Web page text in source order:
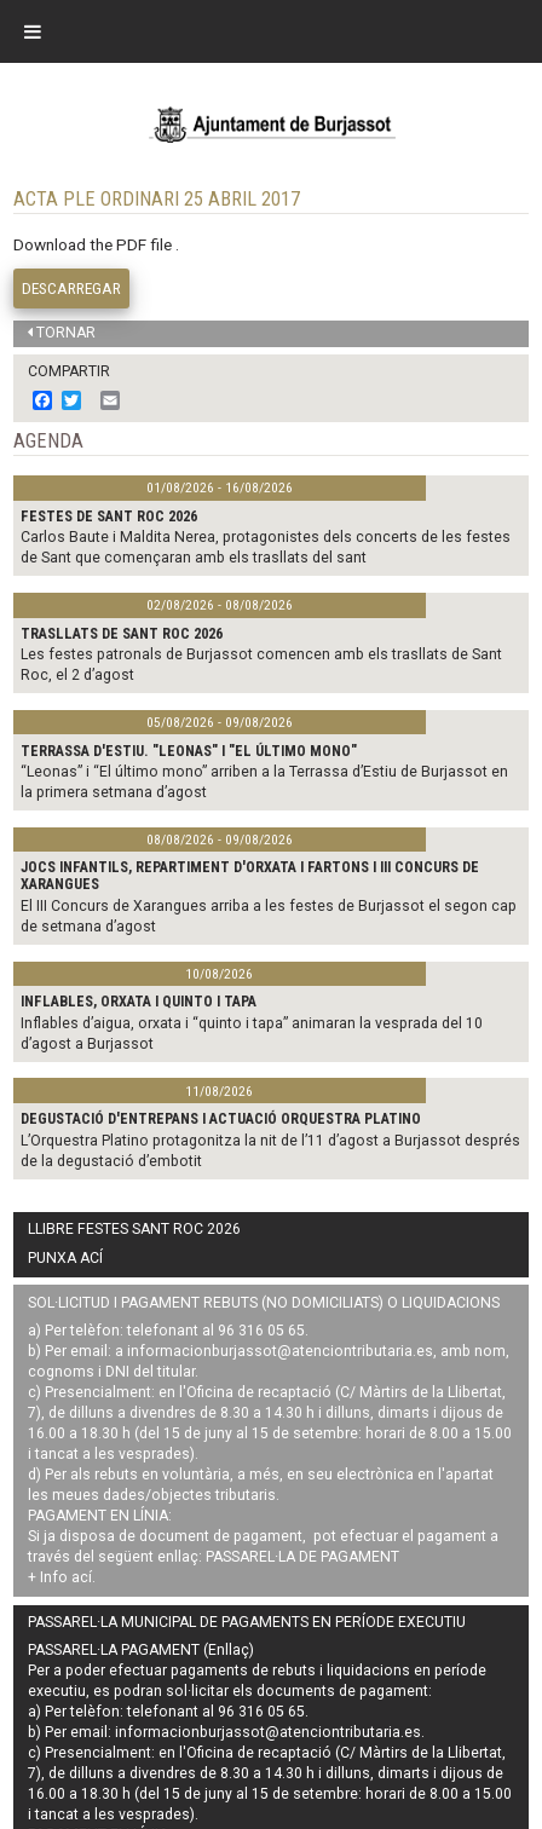
ACTA PLE ORDINARI 25 ABRIL 2017
Download the PDF file .
DESCARREGAR
TORNAR
COMPARTIR
F
a
c
e
b
o
o
k
w
i
t
t
e
r
m
i
l
AGENDA
01/08/2026 - 16/08/2026
FESTES DE SANT ROC 2026
Carlos Baute i Maldita Nerea, protagonistes dels concerts de les festes
de Sant que començaran amb els trasllats del sant
02/08/2026 - 08/08/2026
TRASLLATS DE SANT ROC 2026
Les festes patronals de Burjassot comencen amb els trasllats de Sant
Roc, el 2 d’agost
05/08/2026 - 09/08/2026
TERRASSA D'ESTIU. "LEONAS" I "EL ÚLTIMO MONO"
“Leonas” i “El último mono” arriben a la Terrassa d’Estiu de Burjassot en
la primera setmana d’agost
08/08/2026 - 09/08/2026
JOCS INFANTILS, REPARTIMENT D'ORXATA I FARTONS I III CONCURS DE
XARANGUES
El III Concurs de Xarangues arriba a les festes de Burjassot el segon cap
de setmana d’agost
10/08/2026
INFLABLES, ORXATA I QUINTO I TAPA
Inflables d’aigua, orxata i “quinto i tapa” animaran la vesprada del 10
d’agost a Burjassot
11/08/2026
DEGUSTACIÓ D'ENTREPANS I ACTUACIÓ ORQUESTRA PLATINO
L’Orquestra Platino protagonitza la nit de l’11 d’agost a Burjassot després
de la degustació d’embotit
LLIBRE FESTES SANT ROC 2026
PUNXA ACÍ
SOL·LICITUD I PAGAMENT REBUTS (NO DOMICILIATS) O LIQUIDACIONS
a) Per telèfon: telefonant al 96 316 05 65.
b) Per email: a informacionburjassot@atenciontributaria.es, amb nom,
cognoms i DNI del titular.
c) Presencialment: en l'Oficina de recaptació (C/ Màrtirs de la Llibertat,
7), de dilluns a divendres de 8.30 a 14.30 h i dilluns, dimarts i dijous de
16.00 a 18.30 h (del 15 de juny al 15 de setembre: horari de 8.00 a 15.00
i tancat a les vesprades).
d) Per als rebuts en voluntària, a més, en seu electrònica en l'apartat
les meues dades/objectes tributaris.
PAGAMENT EN LÍNIA:
Si ja disposa de document de pagament, pot efectuar el pagament a
través del següent enllaç: PASSAREL·LA DE PAGAMENT
+ Info ací.
PASSAREL·LA MUNICIPAL DE PAGAMENTS EN PERÍODE EXECUTIU
PASSAREL·LA PAGAMENT (Enllaç)
Per a poder efectuar pagaments derebuts i liquidacions en període
executiu, es podran sol·licitar els documents de pagament:
a) Per telèfon: telefonant al 96 316 05 65.
b) Per email:informacionburjassot@atenciontributaria.es.
c) Presencialment: en l'Oficina de recaptació (C/ Màrtirs de la Llibertat,
7), de dilluns a divendres de 8.30 a 14.30 h i dilluns, dimarts i dijous de
16.00 a 18.30 h (del 15 de juny al 15 de setembre: horari de 8.00 a 15.00
i tancat a les vesprades).